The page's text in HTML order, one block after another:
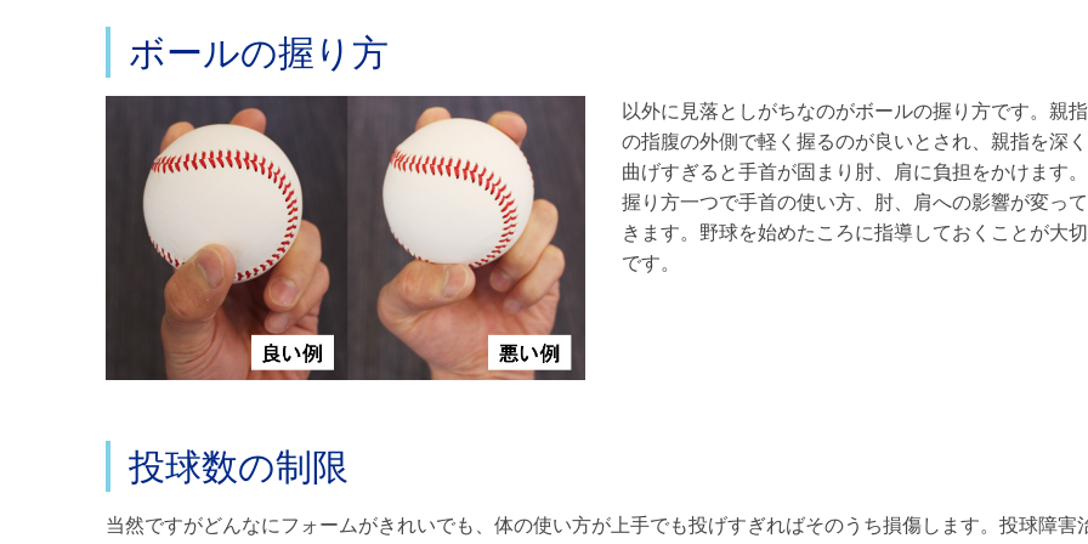
ボールの握り方
以外に見落としがちなのがボールの握り方です。親指
の指腹の外側で軽く握るのが良いとされ、親指を深く
曲げすぎると手首が固まり肘、肩に負担をかけます。
握り方一つで手首の使い方、肘、肩への影響が変って
きます。野球を始めたころに指導しておくことが大切
です。
投球数の制限
当然ですがどんなにフォームがきれいでも、体の使い方が上手でも投げすぎればそのうち損傷します。投球障害